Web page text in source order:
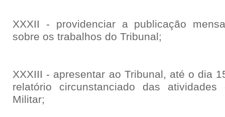
XXXII - providenciar a publicação
sobre os trabalhos do Tribunal;
XXXIII - apresentar ao Tribunal, até o dia
relatório circunstanciado das
Militar;